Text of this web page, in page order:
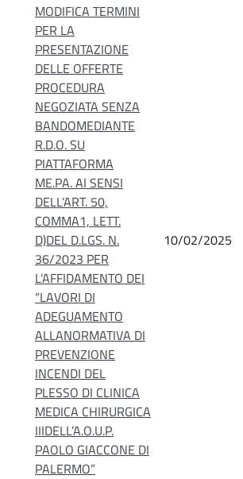
MODIFICA TERMINI
PER LA
PRESENTAZIONE
DELLE OFFERTE
PROCEDURA
NEGOZIATA SENZA
BANDOMEDIANTE
R.D.O. SU
PIATTAFORMA
ME.PA. AI SENSI
DELL’ART. 50,
COMMA1, LETT.
D)DEL D.LGS. N.
36/2023 PER
L’AFFIDAMENTO DEI
“LAVORI DI
ADEGUAMENTO
ALLANORMATIVA DI
PREVENZIONE
INCENDI DEL
PLESSO DI CLINICA
MEDICA CHIRURGICA
IIIDELL’A.O.U.P.
PAOLO GIACCONE DI
PALERMO”
10/02/2025